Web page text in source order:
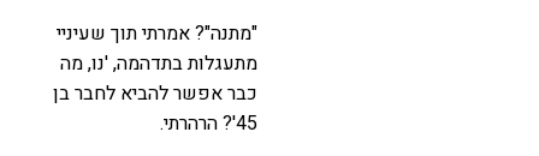
"מתנה"? אמרתי תוך שעיניי
מתעגלות בתדהמה, 'נו, מה
כבר אפשר להביא לחבר בן
45'? הרהרתי.